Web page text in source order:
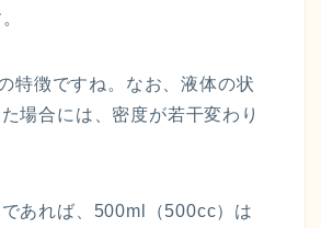
特徴ですね。なお、液体の状
場合には、密度が若干変わり
あれば、500ml（500cc）は